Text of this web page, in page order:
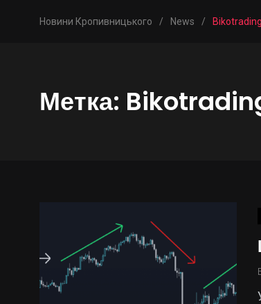
Новини Кропивницького / News /
Метка: